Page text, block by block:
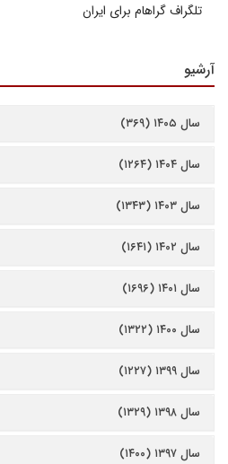
تلگراف گراهام برای ایران
آرشیو
سال ۱۴۰۵ (۳۶۹)
سال ۱۴۰۴ (۱۲۶۴)
سال ۱۴۰۳ (۱۳۴۳)
سال ۱۴۰۲ (۱۶۴۱)
سال ۱۴۰۱ (۱۶۹۶)
سال ۱۴۰۰ (۱۳۲۲)
سال ۱۳۹۹ (۱۲۲۷)
سال ۱۳۹۸ (۱۳۲۹)
سال ۱۳۹۷ (۱۴۰۰)